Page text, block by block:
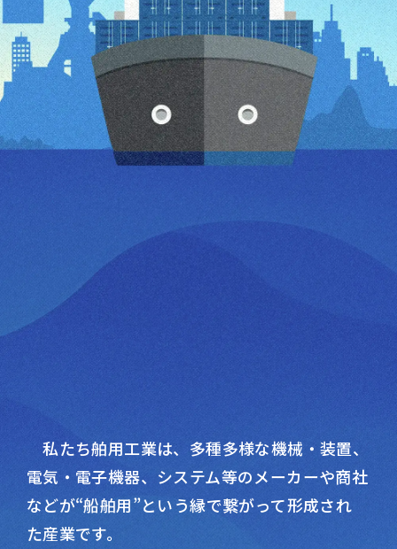
What is
"HAKUYOU"?
舶用工業とは？
私たち舶用工業は、多種多様な機械・装置、
電気・電子機器、システム等のメーカーや商社
などが“船舶用”という縁で繋がって形成され
た産業です。